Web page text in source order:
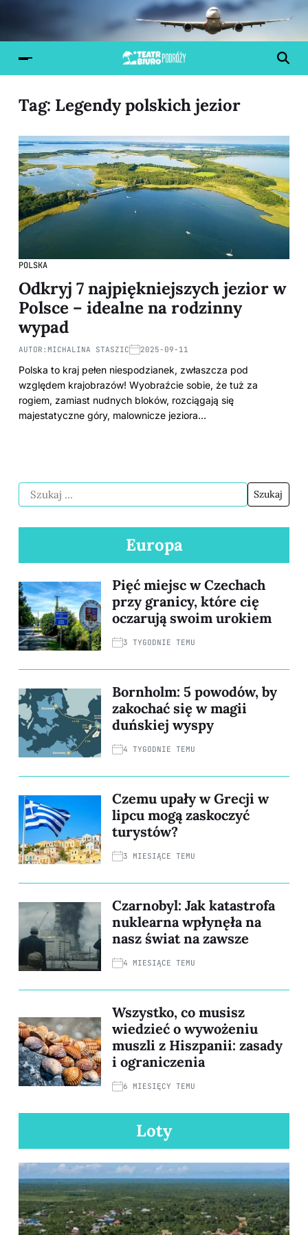
Tag: Legendy polskich jezior
POLSKA
Odkryj 7 najpiękniejszych jezior w
Polsce – idealne na rodzinny
wypad
AUTOR: MICHALINA STASZIC 2025-09-11
Polska to kraj pełen niespodzianek, zwłaszcza pod
względem krajobrazów! Wyobraźcie sobie, że tuż za
rogiem, zamiast nudnych bloków, rozciągają się
majestatyczne góry, malownicze jeziora…
Europa
Pięć miejsc w Czechach
przy granicy, które cię
oczarują swoim urokiem
3 TYGODNIE TEMU
Bornholm: 5 powodów, by
zakochać się w magii
duńskiej wyspy
4 TYGODNIE TEMU
Czemu upały w Grecji w
lipcu mogą zaskoczyć
turystów?
3 MIESIĄCE TEMU
Czarnobyl: Jak katastrofa
nuklearna wpłynęła na
nasz świat na zawsze
4 MIESIĄCE TEMU
Wszystko, co musisz
wiedzieć o wywożeniu
muszli z Hiszpanii: zasady
i ograniczenia
6 MIESIĘCY TEMU
Loty